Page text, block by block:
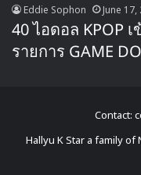
Eddie Sophon June
40 ไอดอล KPOP
รายการ GAME
Contact:
Hallyu K Star a family